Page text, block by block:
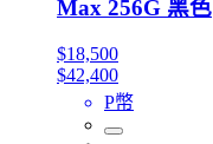
Max 256G 黑色
$18,500
$42,400
P幣